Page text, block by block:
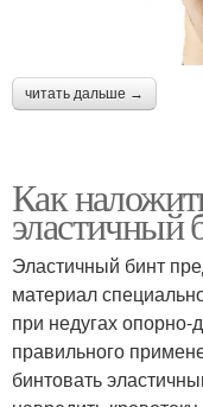
читать дальше →
Как
эластичный
Эластичный бинт
материал
при недугах опорно-
правильного
бинтовать